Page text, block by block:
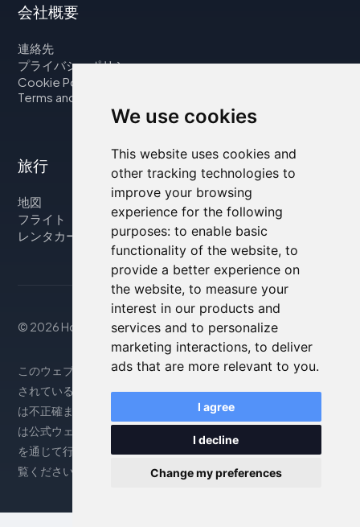
We use cookies
This website uses cookies and
other tracking technologies to
improve your browsing
experience for the following
purposes: to enable basic
functionality of the website, to
provide a better experience on
the website, to measure your
interest in our products and
services and to personalize
marketing interactions, to deliver
ads that are more relevant to you.
I agree
I decline
Change my preferences
会社概要
連絡先
プライバシーポリシー
Cookie Policy
Terms and Conditions
旅行
地図
フライト
レンタカー
© 2026 Housity.net
このウェブサイトは参考情報のみを提供するものであり、掲載
されている宿泊施設とは一切関係ありません。表示される情報
は不正確または古い場合がありますので、正確な情報について
は公式ウェブサイトをご参照ください。予約は提携パートナー
を通じて行われます。詳細については、法律上の注意事項をご
覧ください。